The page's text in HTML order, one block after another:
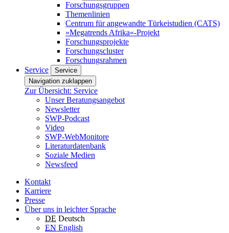
Forschungsgruppen
Themenlinien
Centrum für angewandte Türkeistudien (CATS)
»Megatrends Afrika«-Projekt
Forschungsprojekte
Forschungscluster
Forschungsrahmen
Service
Service
Navigation zuklappen
Zur Übersicht: Service
Unser Beratungsangebot
Newsletter
SWP-Podcast
Video
SWP-WebMonitore
Literaturdatenbank
Soziale Medien
Newsfeed
Kontakt
Karriere
Presse
Über uns in leichter Sprache
DE Deutsch
EN English